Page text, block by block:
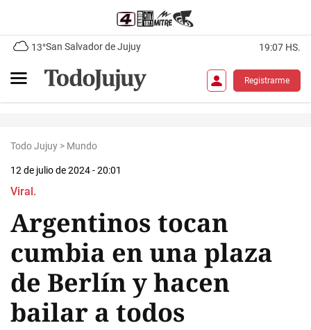
13°San Salvador de Jujuy 19:07 HS.
Registrarme
Todo Jujuy > Mundo
12 de julio de 2024 - 20:01
Viral.
Argentinos tocan
cumbia en una plaza
de Berlín y hacen
bailar a todos